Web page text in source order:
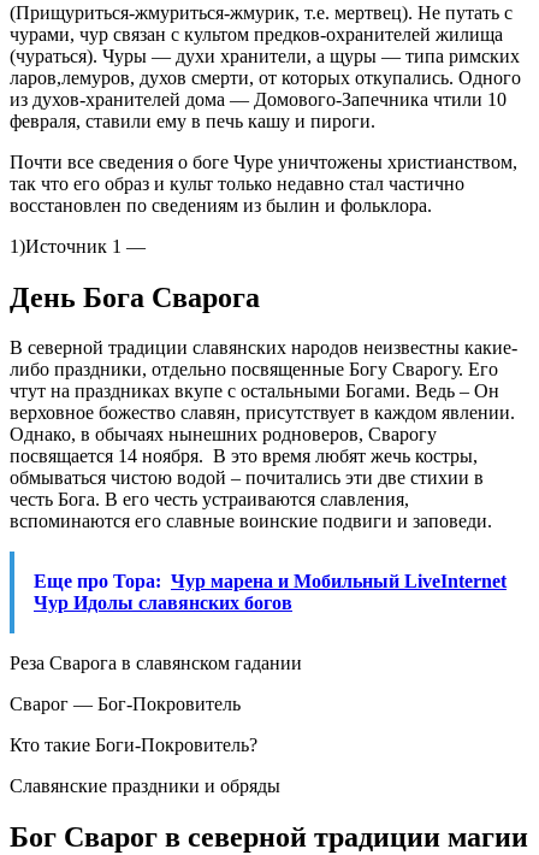
(Прищуриться-жмуриться-жмурик, т.е. мертвец). Не путать с
чурами, чур связан с культом предков-охранителей жилища
(чураться). Чуры — духи хранители, а щуры — типа римских
ларов,лемуров, духов смерти, от которых откупались. Одного
из духов-хранителей дома — Домового-Запечника чтили 10
февраля, ставили ему в печь кашу и пироги.
Почти все сведения о боге Чуре уничтожены христианством,
так что его образ и культ только недавно стал частично
восстановлен по сведениям из былин и фольклора.
1)Источник 1 —
День Бога Сварога
В северной традиции славянских народов неизвестны какие-
либо праздники, отдельно посвященные Богу Сварогу. Его
чтут на праздниках вкупе с остальными Богами. Ведь – Он
верховное божество славян, присутствует в каждом явлении.
Однако, в обычаях нынешних родноверов, Сварогу
посвящается 14 ноября. В это время любят жечь костры,
обмываться чистою водой – почитались эти две стихии в
честь Бога. В его честь устраиваются славления,
вспоминаются его славные воинские подвиги и заповеди.
Еще про Тора: Чур марена и Мобильный LiveInternet
Чур Идолы славянских богов
Реза Сварога в славянском гадании
Сварог — Бог-Покровитель
Кто такие Боги-Покровитель?
Славянские праздники и обряды
Бог Сварог в северной традиции магии